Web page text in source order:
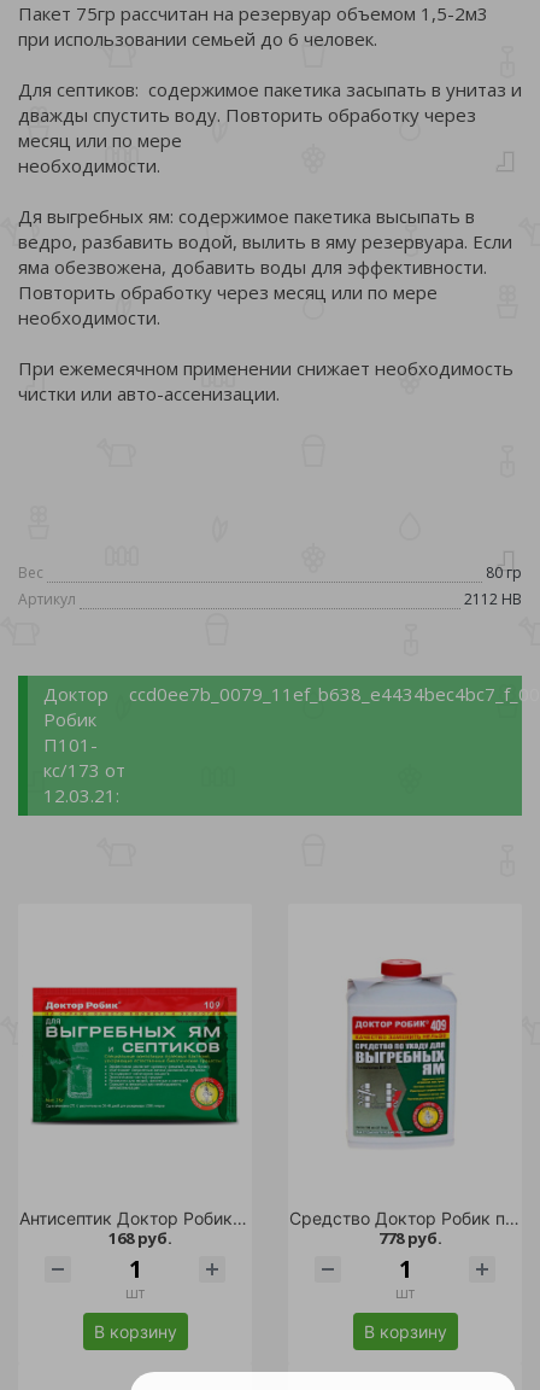
Пакет 75гр рассчитан на резервуар объемом 1,5-2м3
при использовании семьей до 6 человек.
Для септиков: содержимое пакетика засыпать в унитаз и
дважды спустить воду. Повторить обработку через
месяц или по мере
необходимости.
Дя выгребных ям: содержимое пакетика высыпать в
ведро, разбавить водой, вылить в яму резервуара. Если
яма обезвожена, добавить воды для эффективности.
Повторить обработку через месяц или по мере
необходимости.
При ежемесячном применении снижает необходимость
чистки или авто-ассенизации.
Вес
80 гр
Артикул
2112 НВ
Доктор
Робик
П101-
кс/173 от
12.03.21:
Антисептик Доктор Робик д/выгребных ям и септиков 75гр/36
168 руб.
шт
В корзину
Средство Доктор Робик по уходу за выгребной ямой 798мл/12
778 руб.
шт
В корзину